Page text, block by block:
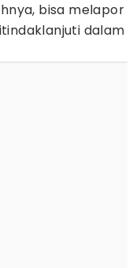
bisa melapor
dalam